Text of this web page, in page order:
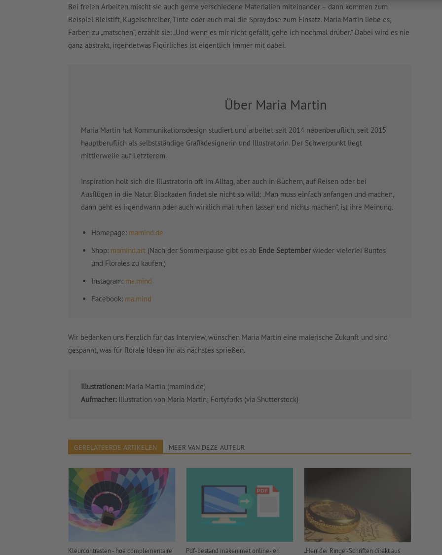
Bei freien Arbeiten mischt sie auch gerne verschiedene Materialien miteinander – dann kommen zum
Beispiel Bleistift, Kugelschreiber, Tinte oder auch mal die Spraydose zum Einsatz. Maria Martin liebe es,
Farben zu „matschen“, erzählt sie: „Und wenn es mir nicht gefällt, gehe ich nochmal drüber.“ Dabei wird es nie
ganz abstrakt, irgendetwas Figürliches ist eigentlich immer mit dabei.
Über Maria Martin
Maria Martin hat Kommunikationsdesign studiert und arbeitet seit 2014 nebenberuflich, seit 2015
hauptberuflich als selbstständige Grafikdesignerin und Illustratorin. Der Schwerpunkt liegt
mittlerweile auf Letzterem.
Inspiration holt sich die Illustratorin oft im Alltag, aber auch in Büchern, auf Reisen oder bei
Ausflügen in die Natur. Blockaden findet sie nicht so wild: „Man muss einfach anfangen und machen,
dann geht es irgendwann oder auch wirklich mal ruhen lassen und nichts machen“, ist ihre Meinung.
Homepage: mamind.de
Shop: mamind.art (Nach der Sommerpause gibt es ab Ende Septemberwieder vielerlei Buntes
und Florales zu kaufen.)
Instagram: ma.mind
Facebook: ma.mind
Wir bedanken uns herzlich für das Interview, wünschen Maria Martin eine malerische Zukunft und sind
gespannt, was für florale Ideen ihr als nächstes sprießen.
Illustrationen:Maria Martin (mamind.de)
Aufmacher:Illustration von Maria Martin; Fortyforks (via Shutterstock)
GERELATEERDE ARTIKELEN MEER VAN DEZE AUTEUR
Kleurcontrasten - hoe complementaire Pdf-bestand maken met online- en „Herr der Ringe“-Schriften direkt aus